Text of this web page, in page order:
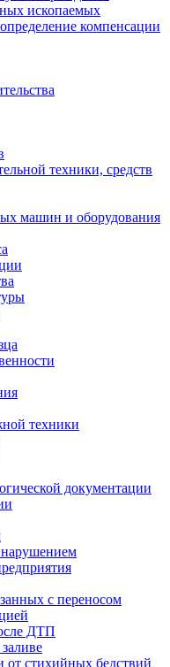
ископаемых
компенсации
техники, средств
машин и оборудования
техники
документации
с переносом
ДТП
стихийных бедствий